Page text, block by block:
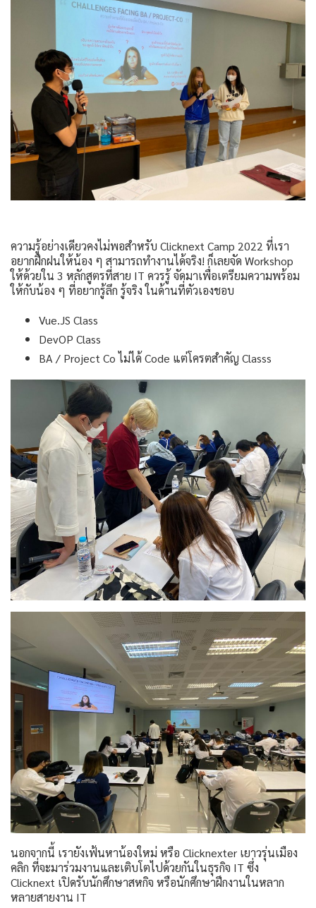
ความรู้อย่างเดียวคงไม่พอสำหรับ Clicknext Camp 2022 ที่เรา
อยากฝึกฝนให้น้อง ๆ สามารถทำงานได้จริง! ก็เลยจัด Workshop
ให้ด้วยใน 3 หลักสูตรที่สาย IT ควรรู้ จัดมาเพื่อเตรียมความพร้อม
ให้กับน้อง ๆ ที่อยากรู้ลึก รู้จริง ในด้านที่ตัวเองชอบ
Vue.JS Class
DevOP Class
BA / Project Co ไม่ได้ Code แต่โครตสำคัญ Classs
นอกจากนี้ เรายังเฟ้นหาน้องใหม่ หรือ Clicknexter เยาวรุ่นเมือง
คลิก ที่จะมาร่วมงานและเติบโตไปด้วยกันในธุรกิจ IT ซึ่ง
Clicknext เปิดรับนักศึกษาสหกิจ หรือนักศึกษาฝึกงานในหลาก
หลายสายงาน IT